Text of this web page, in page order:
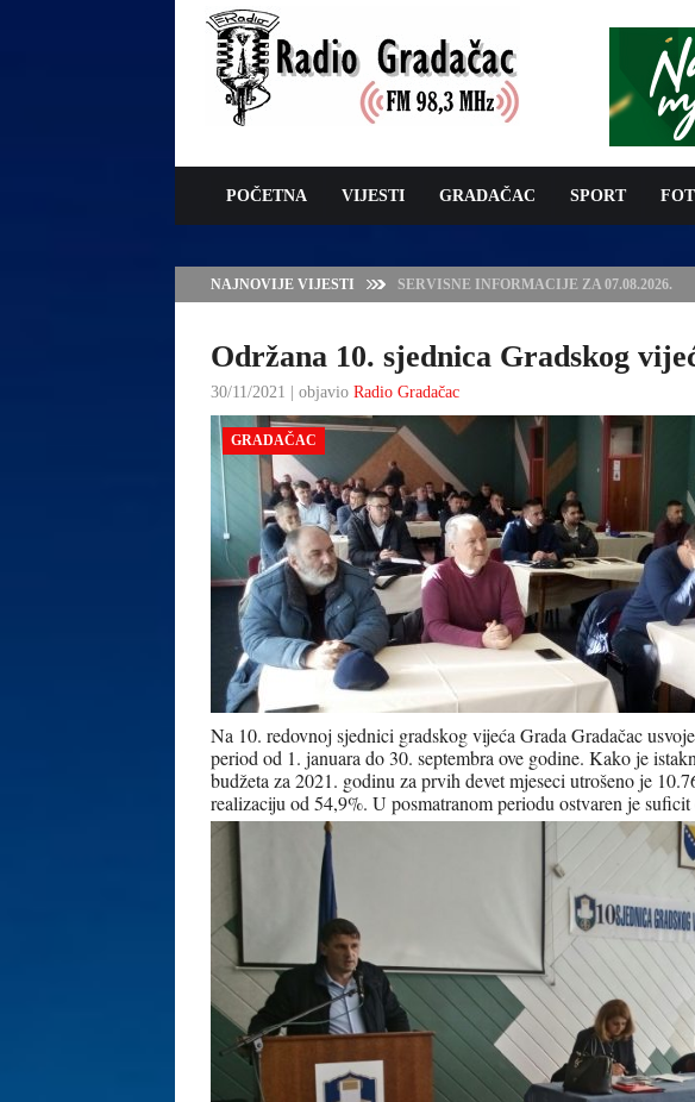
POČETNA VIJESTI GRADAČAC SPORT
NAJNOVIJE VIJESTI
VLADA TK – POTPISAN UGOVOR: 6,9
GRADAČCA
Održana 10. sjednica Gradskog
30/11/2021 | objavio Radio Gradačac
GRADAČAC
Na 10. redovnoj sjednici gradskog vijeća Grada Gradačac
period od 1. januara do 30. septembra ove godine. Kako je
budžeta za 2021. godinu za prvih devet mjeseci utrošeno je
realizaciju od 54,9%. U posmatranom periodu ostvaren je